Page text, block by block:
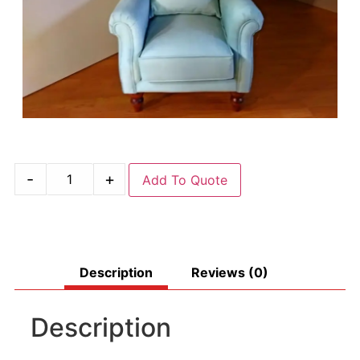
- + Add To Quote
Description Reviews (0)
Description